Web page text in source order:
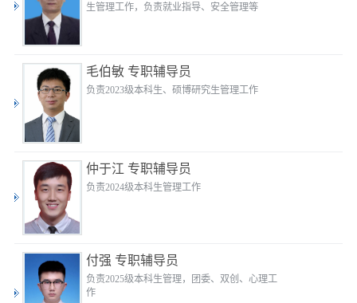
生管理工作，负责就业指导、安全管理等
毛伯敏 专职辅导员
负责2023级本科生、硕博研究生管理工作
仲于江 专职辅导员
负责2024级本科生管理工作
付强 专职辅导员
负责2025级本科生管理，团委、双创、心理工
作